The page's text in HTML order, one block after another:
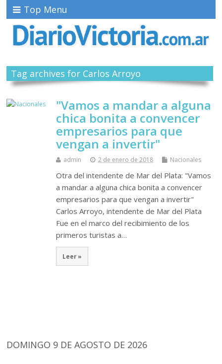
Top Menu
Tag archives for Carlos Arroyo
"Vamos a mandar a alguna
chica bonita a convencer
empresarios para que
vengan a invertir"
admin 2 de enero de 2018 Nacionales
Otra del intendente de Mar del Plata: "Vamos
a mandar a alguna chica bonita a convencer
empresarios para que vengan a invertir"
Carlos Arroyo, intendente de Mar del Plata
Fue en el marco del recibimiento de los
primeros turistas a…
Leer »
DOMINGO 9 DE AGOSTO DE 2026